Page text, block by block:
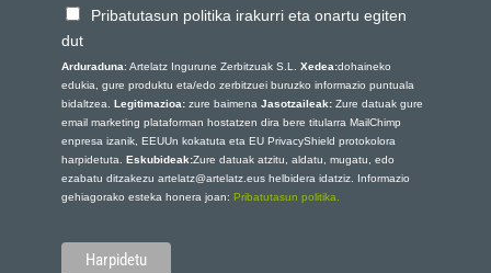
Pribatutasun politika irakurri eta onartu egiten
dut
Arduraduna: Artelatz Ingurune Zerbitzuak S.L. Xedea:dohaineko
edukia, gure produktu eta/edo zerbitzuei buruzko informazio puntuala
bidaltzea. Legitimazioa:zure baimena Jasotzaileak: Zure datuak gure
email marketing plataforman hostatzen dira bere titularra MailChimp
enpresa izanik, EEUUn kokatuta eta EU PrivacyShield protokolora
harpidetuta. Eskubideak:Zure datuak atzitu, aldatu, mugatu, edo
ezabatu ditzakezu artelatz@artelatz.eus helbidera idatziz. Informazio
gehiagorako esteka honera joan: Pribatutasun politika.